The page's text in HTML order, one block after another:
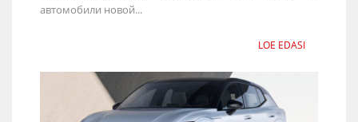
автомобили новой...
LOE EDASI